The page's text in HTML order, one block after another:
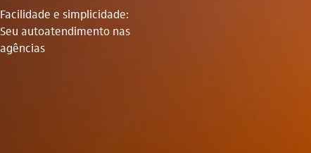
Facilidade e simplicidade:
Seu autoatendimento nas
agências